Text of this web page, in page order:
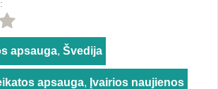
apsauga, Švedija
apsauga, Įvairios naujienos